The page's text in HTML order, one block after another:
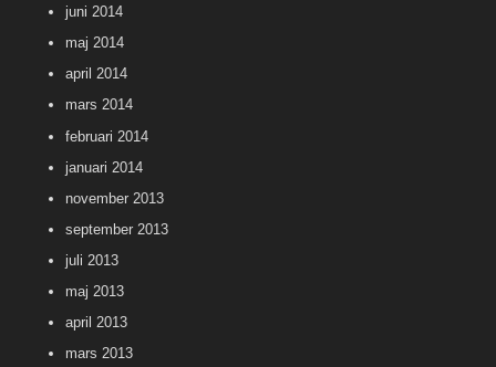
juni 2014
maj 2014
april 2014
mars 2014
februari 2014
januari 2014
november 2013
september 2013
juli 2013
maj 2013
april 2013
mars 2013